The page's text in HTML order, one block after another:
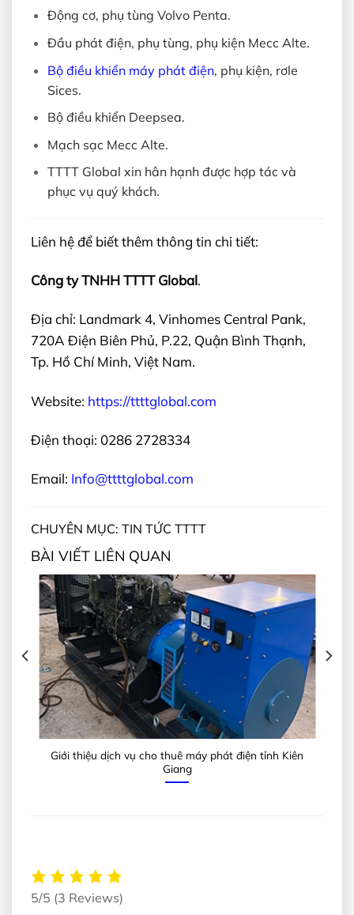
Động cơ, phụ tùng Volvo Penta.
Đầu phát điện, phụ tùng, phụ kiện Mecc Alte.
Bộ điều khiển máy phát điện, phụ kiện, rơle
Sices.
Bộ điều khiển Deepsea.
Mạch sạc Mecc Alte.
TTTT Global xin hân hạnh được hợp tác và
phục vụ quý khách.
Liên hệ để biết thêm thông tin chi tiết:
Công ty TNHH TTTT Global.
Địa chỉ: Landmark 4, Vinhomes Central Pank,
720A Điện Biên Phủ, P.22, Quận Bình Thạnh,
Tp. Hồ Chí Minh, Việt Nam.
Website: https://ttttglobal.com
Điện thoại: 0286 2728334
Email: Info@ttttglobal.com
CHUYÊN MỤC: TIN TỨC TTTT
BÀI VIẾT LIÊN QUAN
Giới thiệu dịch vụ cho thuê máy phát điện tỉnh Kiên
Giang
5/5 (3 Reviews)